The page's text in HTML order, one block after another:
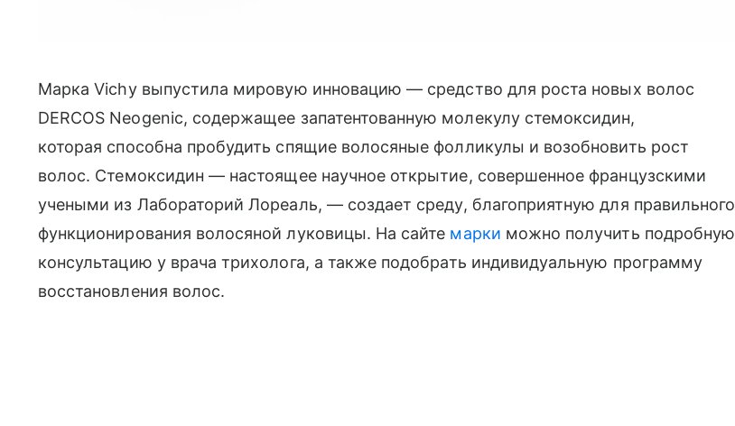
Марка Vichy выпустила мировую инновацию — средство для роста новых волос
DERCOS Neogenic, содержащее запатентованную молекулу стемоксидин,
которая способна пробудить спящие волосяные фолликулы и возобновить рост
волос. Стемоксидин — настоящее научное открытие, совершенное французскими
учеными из Лабораторий Лореаль, — создает среду, благоприятную для правильного
функционирования волосяной луковицы. На сайте марки можно получить подробную
консультацию у врача трихолога, а также подобрать индивидуальную программу
восстановления волос.